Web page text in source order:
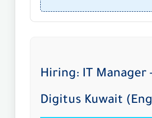
Hiring: IT Manager
Digitus Kuwait